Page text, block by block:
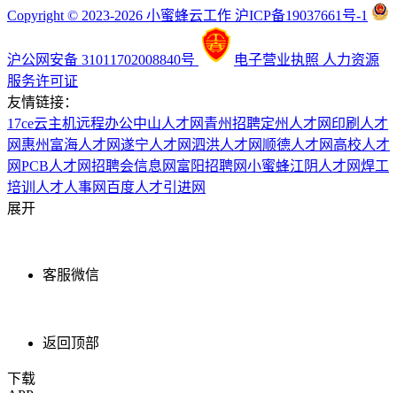
Copyright © 2023-2026 小蜜蜂云工作 沪ICP备19037661号-1
沪公网安备 31011702008840号 电子营业执照 人力资源
服务许可证
友情链接：
17ce云主机远程办公中山人才网 青州招聘定州人才网 印刷人才
网 惠州富海人才网遂宁人才网泗洪人才网 顺德人才网 高校人才
网PCB人才网招聘会信息网 富阳招聘网小蜜蜂江阴人才网焊工
培训 人才人事网 百度人才引进网
展开
客服微信
返回顶部
下载